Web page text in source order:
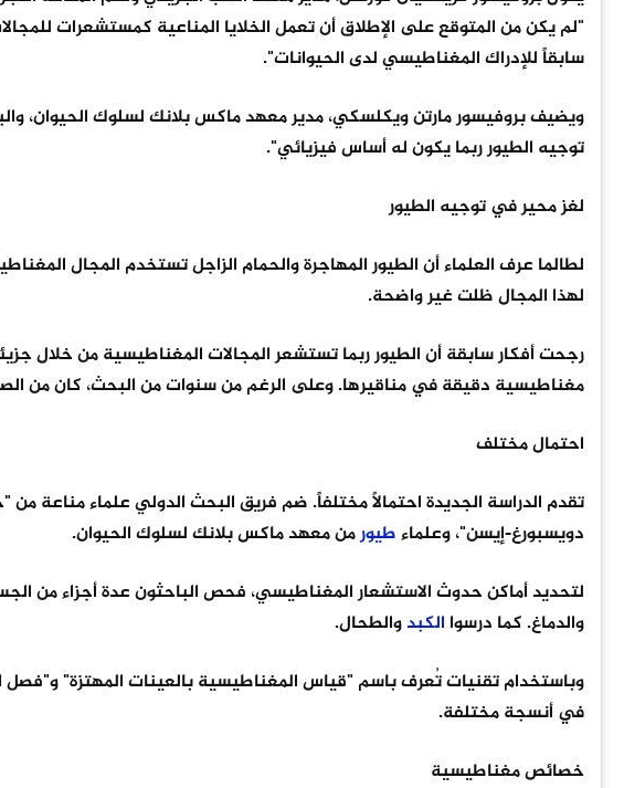
"لم يكن من المتوقع على الإطلاق أن تعمل الخلايا المناعية كمستشعرات
سابقاً للإدراك المغناطيسي لدى الحيوانات".
ويضيف بروفيسور مارتن ويكلسكي، مدير معهد ماكس بلانك لسلوك الحيوان،
توجيه الطيور ربما يكون له أساس فيزيائي".
لغز محير في توجيه الطيور
لطالما عرف العلماء أن الطيور المهاجرة والحمام الزاجل تستخدم المجال
لهذا المجال ظلت غير واضحة.
رجحت أفكار سابقة أن الطيور ربما تستشعر المجالات المغناطيسية من خلال
مغناطيسية دقيقة في مناقيرها. وعلى الرغم من سنوات من البحث، كان من
احتمال مختلف
تقدم الدراسة الجديدة احتمالاً مختلفاً. ضم فريق البحث الدولي علماء
دويسبورغ-إيسن"، وعلماءطيورمن معهد ماكس بلانك لسلوك الحيوان.
لتحديد أماكن حدوث الاستشعار المغناطيسي، فحص الباحثون عدة أجزاء من
والدماغ. كما درسوا الكبدوالطحال.
وباستخدام تقنيات تُعرف باسم "قياس المغناطيسية بالعينات المهتزة"
في أنسجة مختلفة.
خصائص مغناطيسية